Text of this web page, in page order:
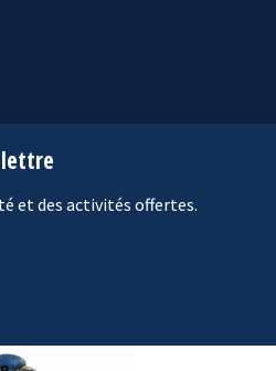
et des activités offertes.